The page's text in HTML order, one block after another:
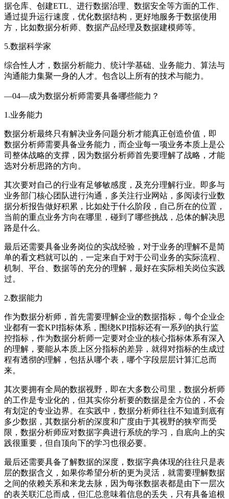
据仓库、创建ETL、进行数据治理、数据安全等方面的工作、
通过提升运行速度，优化数据结构，更好地服务于数据使用
方，比如数据分析师、数据产品经理及数据建模师等。
5.数据科学家
综合性人才，数据分析能力、统计学基础、业务能力、算法与
沟通能力集聚一身的人才。包含以上所有的技术与能力。
—04—成为数据分析师需要具备哪些能力？
1.业务能力
数据分析最终只有解决业务问题分析才能真正创造价值，即
数据分析师需要具备业务能力，而企业每一项业务本质上是公
司整体战略的支撑，因为数据分析师首先要理解了战略，才能
选对分析思路的方向。
其次要对自己的行业有足够敏感度，及充分理解行业。即多与
业务部门核心团队进行沟通，多关注行业网站，多阅读行业数
据分析报告做好积累，比如处于什么阶段，自己所在的位置，
当前的重点业务方向在哪里，碰到了哪些挑战，总体的解决思
路是什么。
最后还需要具备业务岗位的实战经验，对于业务的理解不是简
单的看文档就可以的，一定来自于对于公司业务的实际流程、
机制、平台、数据等的充分的理解，最好在实际相关岗位实践
过。
2.数据能力
作为数据分析师，首先需要理解企业的数据指标，每个企业企
业都有一套KPI指标体系，围绕KPI指标还有一系列的执行监
控指标，作为数据分析师一定要对企业的核心指标体系有深入
的理解，要能从本质上区分指标的差异，就得对指标的生成过
程有透彻的理解，包括从哪个表，哪个字段层层计算汇总而
来。
其次要拥有全局的数据视野，即在大多数公司里，数据分析师
的工作是专业化的，但其实你分析要的数据是全方位的，不会
有划定的专业边界。在实践中，数据分析师往往不知道到底有
多少数据，其数据分析的深度和广度由于其视野的狭窄而受
限，数据分析师应对数据字典进行系统的学习，自底向上的实
践很重要，但自顶向下的学习也很必要。
最后还需要具备了解数据的深度，数据字典体现的往往只是表
层的数据含义，如果你希望分析的更为灵活，就需要理解数据
之间的依赖关系和来龙去脉，因为每张数据表都是由下一层次
的表关联汇总而成，但汇总意味着信息的丢失，只有具备追根